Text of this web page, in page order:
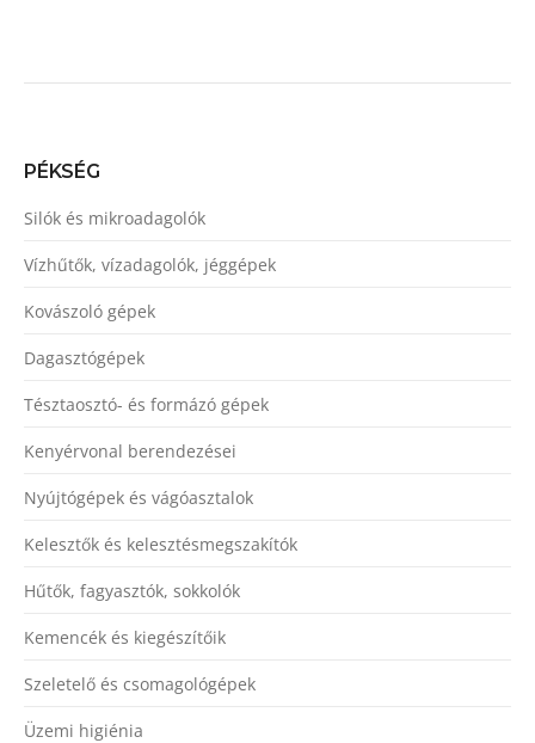
PÉKSÉG
Silók és mikroadagolók
Vízhűtők, vízadagolók, jéggépek
Kovászoló gépek
Dagasztógépek
Tésztaosztó- és formázó gépek
Kenyérvonal berendezései
Nyújtógépek és vágóasztalok
Kelesztők és kelesztésmegszakítók
Hűtők, fagyasztók, sokkolók
Kemencék és kiegészítőik
Szeletelő és csomagológépek
Üzemi higiénia